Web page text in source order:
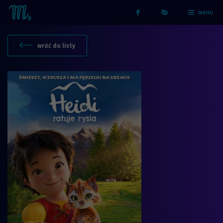
Strona główna - Kino Marzenie Facebook
menu
wróć do listy